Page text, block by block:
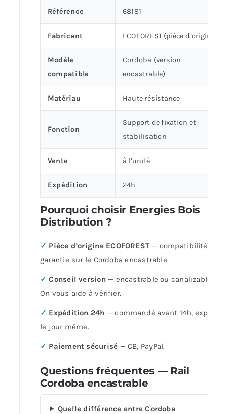
Référence 68181
Fabricant ECOFOREST (pièce d’origine)
Modèle
compatible
Cordoba (version
encastrable)
Matériau Haute résistance
Fonction
Support de fixation et
stabilisation
Vente à l’unité
Expédition 24h
Pourquoi choisir Energies Bois
Distribution ?
✓ Pièce d’origine ECOFOREST — compatibilité
garantie sur le Cordoba encastrable.
✓ Conseil version— encastrable ou canalizable ?
On vous aide à vérifier.
✓ Expédition 24h — commandé avant 14h, expédié
le jour même.
✓ Paiement sécurisé — CB, PayPal.
Questions fréquentes — Rail
Cordoba encastrable
Quelle différence entre Cordoba